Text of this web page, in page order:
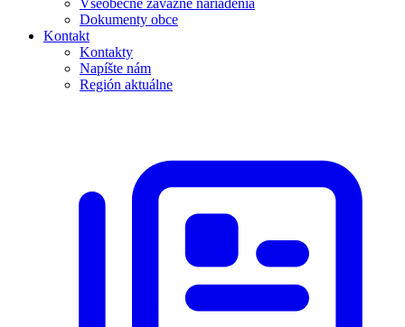
Všeobecné záväzné nariadenia
Dokumenty obce
Kontakt
Kontakty
Napíšte nám
Región aktuálne